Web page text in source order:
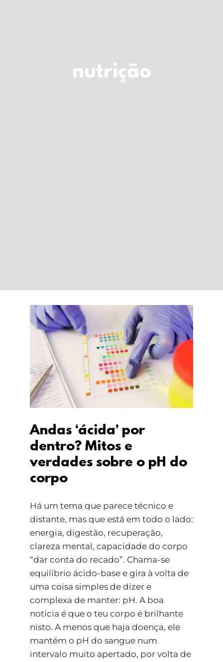
nutrição
Andas ‘ácida’ por
dentro? Mitos e
verdades sobre o pH do
corpo
Andas ‘ácida’ por
dentro? Mitos e
verdades sobre o pH do
corpo
Há um tema que parece técnico e
distante, mas que está em todo o lado:
energia, digestão, recuperação,
clareza mental, capacidade do corpo
“dar conta do recado”. Chama-se
equilíbrio ácido-base e gira à volta de
uma coisa simples de dizer e
complexa de manter: pH. A boa
notícia é que o teu corpo é brilhante
nisto. A menos que haja doença, ele
mantém o pH do sangue num
intervalo muito apertado, por volta de